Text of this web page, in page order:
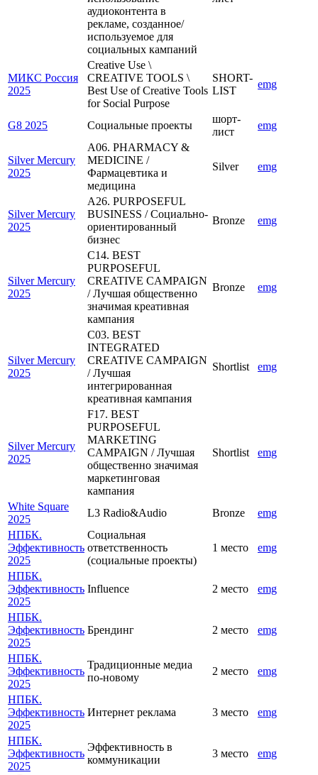
аудиоконтента в
рекламе, созданное/
используемое для
социальных кампаний
МИКС Россия
2025
Creative Use \
CREATIVE TOOLS \
Best Use of Creative Tools
for Social Purpose
SHORT-
LIST
emg
G8 2025 Социальные проекты
шорт-
лист
emg
Silver Mercury
2025
A06. PHARMACY &
MEDICINE /
Фармацевтика и
медицина
Silver emg
Silver Mercury
2025
A26. PURPOSEFUL
BUSINESS / Социально-
ориентированный
бизнес
Bronze emg
Silver Mercury
2025
C14. BEST
PURPOSEFUL
CREATIVE CAMPAIGN
/ Лучшая общественно
значимая креативная
кампания
Bronze emg
Silver Mercury
2025
C03. BEST
INTEGRATED
CREATIVE CAMPAIGN
/ Лучшая
интегрированная
креативная кампания
Shortlist emg
Silver Mercury
2025
F17. BEST
PURPOSEFUL
MARKETING
CAMPAIGN / Лучшая
общественно значимая
маркетинговая
кампания
Shortlist emg
White Square
2025
L3 Radio&Audio Bronze
emg
НПБК.
Эффективность
2025
Социальная
ответственность
(социальные проекты)
1 место emg
НПБК.
Эффективность
2025
Influence 2 место emg
НПБК.
Эффективность
2025
Брендинг 2 место emg
НПБК.
Эффективность
2025
Традиционные медиа
по-новому
2 место emg
НПБК.
Эффективность
2025
Интернет реклама 3 место emg
НПБК.
Эффективность
2025
Эффективность в
коммуникации
3 место emg